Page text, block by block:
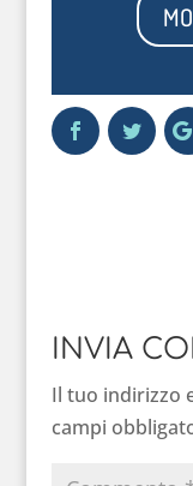
INVIA
Il tuo indirizzo
campi